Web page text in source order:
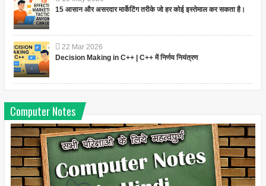
15 आसान और असरदार मार्केटिंग तरीके जो हर कोई इस्तेमाल कर सकता है।
22 Mar 2026
Decision Making in C++ | C++ में निर्णय नियंत्रण
Computer Notes